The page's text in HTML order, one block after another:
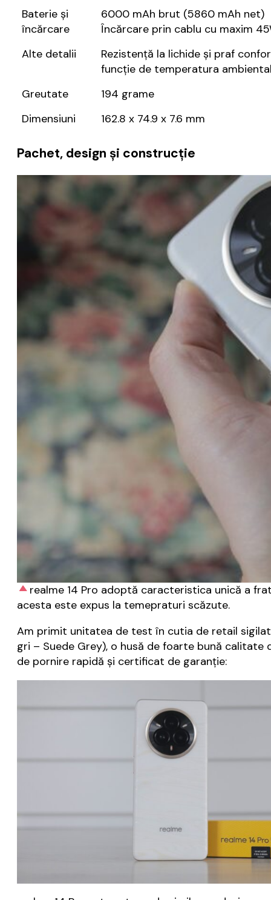
Baterie și
încărcare
6000 mAh brut (5860 mAh net)
Încărcare prin cablu cu maxim
Alte detalii
Rezistență la lichide și praf
funcție de temperatura
Greutate
194 grame
Dimensiuni
162.8 x 74.9 x 7.6 mm
Pachet, design și construcție
realme 14 Pro adoptă caracteristica unică a
acesta este expus la temepraturi scăzute.
Am primit unitatea de test în cutia de retail
gri – Suede Grey), o husă de foarte bună calitate
de pornire rapidă și certificat de garanție: